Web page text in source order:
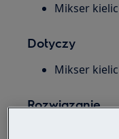
Mikser
Dotyczy
Mikser
Rozwiązanie
Zanim